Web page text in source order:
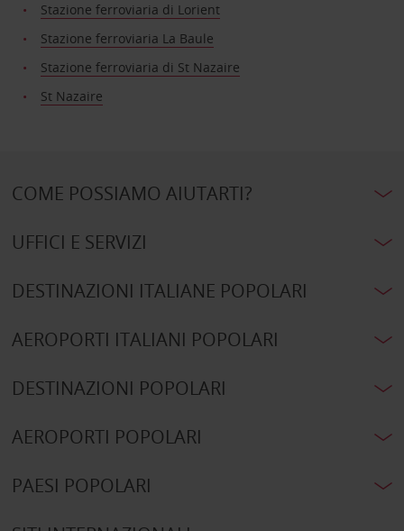
Stazione ferroviaria di Lorient
Stazione ferroviaria La Baule
Stazione ferroviaria di St Nazaire
St Nazaire
COME POSSIAMO AIUTARTI?
UFFICI E SERVIZI
DESTINAZIONI ITALIANE POPOLARI
AEROPORTI ITALIANI POPOLARI
DESTINAZIONI POPOLARI
AEROPORTI POPOLARI
PAESI POPOLARI